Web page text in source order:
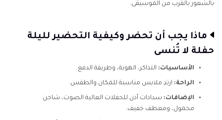
بالشعور بالقرب من الموسيقى.
ماذا يجب أن تحضر وكيفية التحضير لليلة
حفلة لا تُنسى
الأساسيات: التذاكر، الهوية، وطريقة الدفع.
الراحة: ارتدِ ملابس مناسبة للمكان والطقس.
الإضافات: سدادات أذن للحفلات العالية الصوت، شاحن
محمول، ومعطف خفيف.